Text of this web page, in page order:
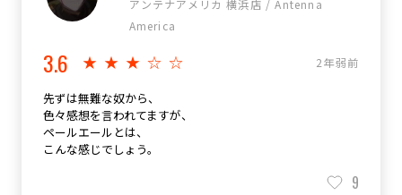
アンテナアメリカ 横浜店 / Antenna
America
3.6 ★★★☆☆ 2年弱前
先ずは無難な奴から、
色々感想を言われてますが、
ペールエールとは、
こんな感じでしょう。
9